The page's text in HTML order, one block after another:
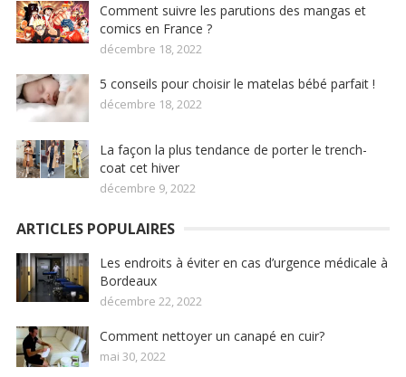
Comment suivre les parutions des mangas et
comics en France ?
décembre 18, 2022
5 conseils pour choisir le matelas bébé parfait !
décembre 18, 2022
La façon la plus tendance de porter le trench-
coat cet hiver
décembre 9, 2022
ARTICLES POPULAIRES
Les endroits à éviter en cas d’urgence médicale à
Bordeaux
décembre 22, 2022
Comment nettoyer un canapé en cuir?
mai 30, 2022